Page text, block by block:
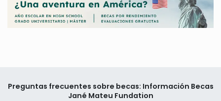
Preguntas frecuentes sobre becas: Información Becas
Jané Mateu Fundation